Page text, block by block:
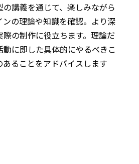
講義を通じて、楽しみながら
の理論や知識を確認。より深
際の制作に役立ちます。理論だ
動に即した具体的にやるべきこ
あることをアドバイスします